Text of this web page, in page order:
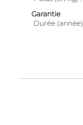
Garantie
Durée (année)